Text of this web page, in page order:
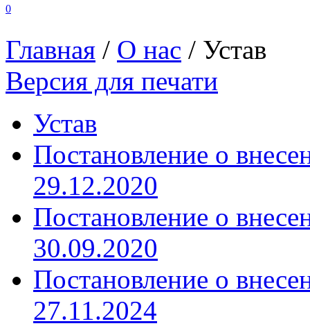
0
Главная / О нас / Устав
Версия для печати
Устав
Постановление о
29.12.2020
Постановление о
30.09.2020
Постановление о
27.11.2024